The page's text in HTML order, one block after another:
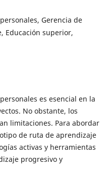
Gerencia de
Educación superior,
es esencial en la
No obstante, los
limitaciones. Para abordar
de ruta de aprendizaje
activas y herramientas
progresivo y